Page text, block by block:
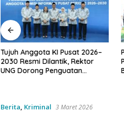
Tujuh Anggota KI Pusat 2026–
2030 Resmi Dilantik, Rektor
UNG Dorong Penguatan
Berita, Kriminal 3 Maret 2026